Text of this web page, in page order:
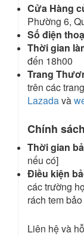
Cửa Hàng
Phường 6,
Số điện
Thời gian
đến 18h00
Trang
trên các
Lazadavà
Chính
Thời gian
nếu có]
Điều kiện
các trường
rách tem
Liên hệ và